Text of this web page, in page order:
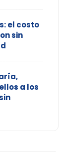
el costo
sin
a los